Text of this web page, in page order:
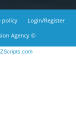
policy
Login/Register
Agency ©